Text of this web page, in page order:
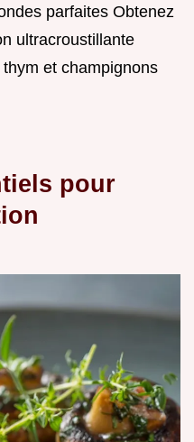
parfaites Obtenez
ultracroustillante
et champignons
pour